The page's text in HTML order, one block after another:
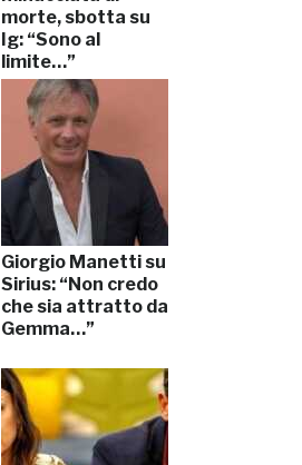
morte, sbotta su
Ig: “Sono al
limite…”
Giorgio Manetti su
Sirius: “Non credo
che sia attratto da
Gemma…”